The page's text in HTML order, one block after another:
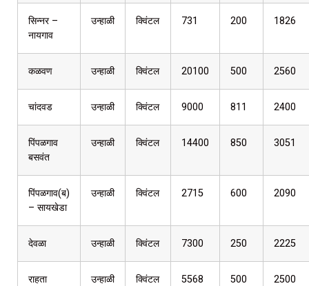
सिन्नर –
नायगाव
उन्हाळी क्विंटल 731 200 1826
कळवण उन्हाळी क्विंटल 20100 500 2560
चांदवड उन्हाळी क्विंटल 9000 811 2400
पिंपळगाव
बसवंत
उन्हाळी क्विंटल 14400 850 3051
पिंपळगाव(ब)
– सायखेडा
उन्हाळी क्विंटल 2715 600 2090
देवळा उन्हाळी क्विंटल 7300 250 2225
राहता उन्हाळी क्विंटल 5568 500 2500